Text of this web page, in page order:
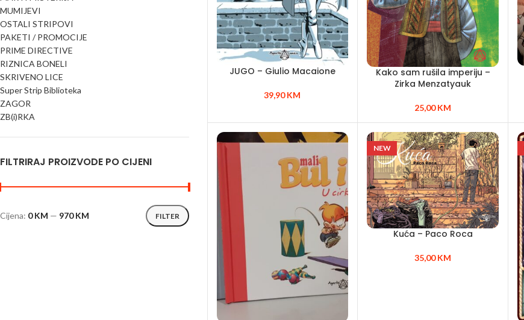
MUMIJEVI
OSTALI STRIPOVI
PAKETI / PROMOCIJE
PRIME DIRECTIVE
RIZNICA BONELI
SKRIVENO LICE
Super Strip Biblioteka
ZAGOR
ZB(i)RKA
FILTRIRAJ PROIZVODE PO CIJENI
FILTER
Cijena: 0 KM — 970 KM
JUGO – Giulio Macaione
39,90KM
Kako sam rušila imperiju –
Zirka Menzatyauk
25,00KM
NEW
Kuća – Paco Roca
35,00KM